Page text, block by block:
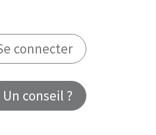
connecter
Un conseil ?